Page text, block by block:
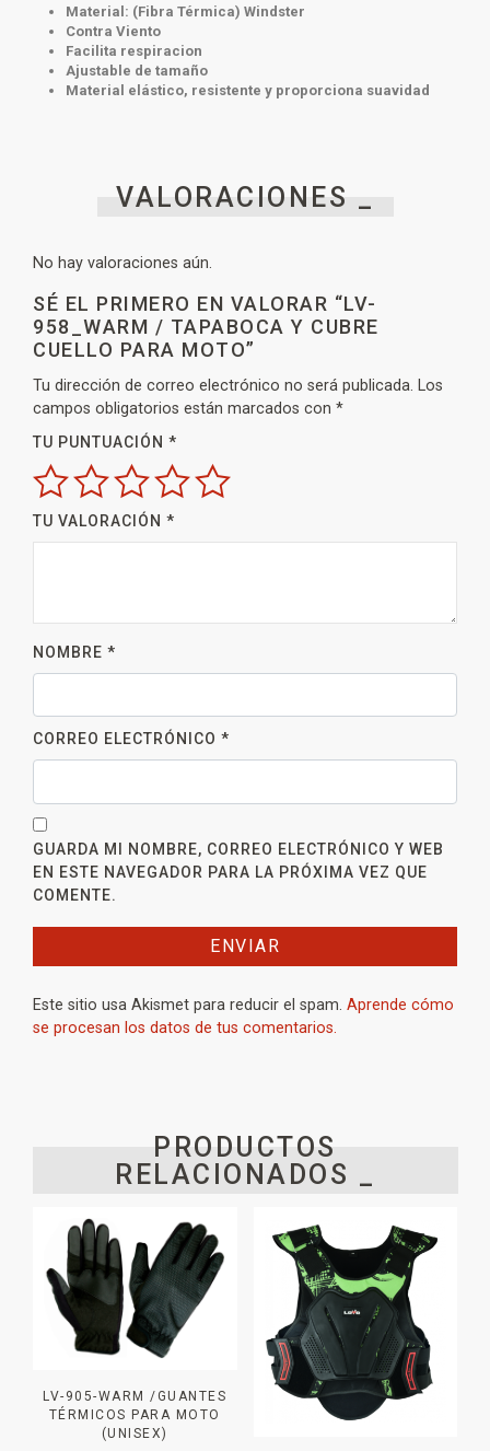
Material: (Fibra Térmica) Windster
Contra Viento
Facilita respiracion
Ajustable de tamaño
Material elástico, resistente y proporciona suavidad
VALORACIONES _
No hay valoraciones aún.
SÉ EL PRIMERO EN VALORAR “LV-
958_WARM / TAPABOCA Y CUBRE
CUELLO PARA MOTO”
Tu dirección de correo electrónico no será publicada. Los
campos obligatorios están marcados con *
TU PUNTUACIÓN *
TU VALORACIÓN *
NOMBRE *
CORREO ELECTRÓNICO *
GUARDA MI NOMBRE, CORREO ELECTRÓNICO Y WEB
EN ESTE NAVEGADOR PARA LA PRÓXIMA VEZ QUE
COMENTE.
Este sitio usa Akismet para reducir el spam. Aprende cómo
se procesan los datos de tus comentarios.
PRODUCTOS
RELACIONADOS _
LV-905-WARM /GUANTES
TÉRMICOS PARA MOTO
(UNISEX)